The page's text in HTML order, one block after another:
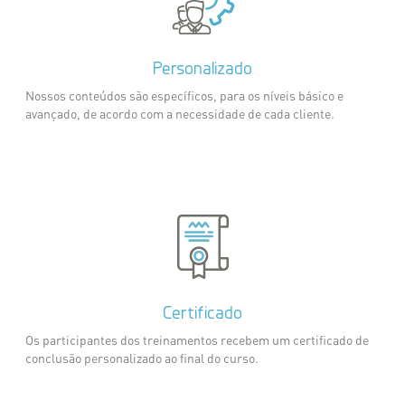
Personalizado
Nossos conteúdos são específicos, para os níveis básico e
avançado, de acordo com a necessidade de cada cliente.
Certificado
Os participantes dos treinamentos recebem um certificado de
conclusão personalizado ao final do curso.